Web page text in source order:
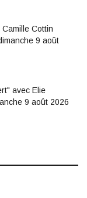
Cottin
9 août
avec Elie
9 août 2026